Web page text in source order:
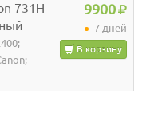
731H
9900
7 дней
В корзину